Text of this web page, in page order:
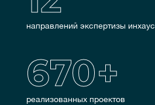
направлений экспертизы инхаус
670+
реализованных проектов